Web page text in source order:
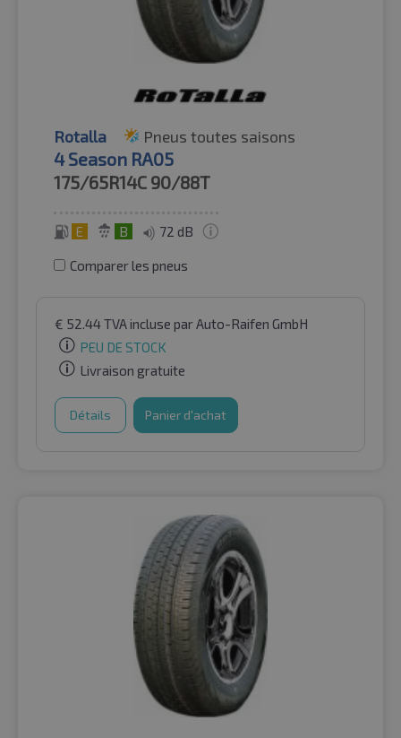
Rotalla Pneus toutes saisons
4 Season RA05
175/65R14C 90/88T
E B 72 dB
Comparer les pneus
€ 52.44TVA incluse par Auto-Raifen GmbH
PEU DE STOCK
Livraison gratuite
Détails Panier d'achat